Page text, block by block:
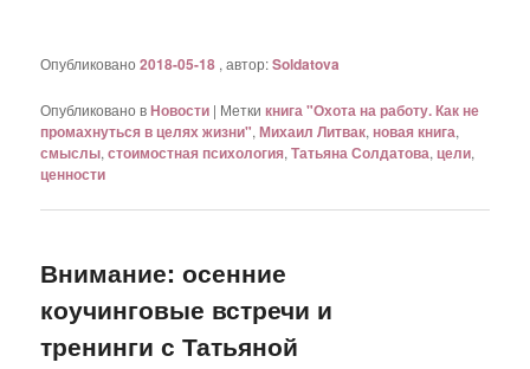
Опубликовано2018-05-18 , автор:Soldatova
Опубликовано вНовости | Метки книга "Охота на работу. Как не
промахнуться в целях жизни",Михаил Литвак, новая книга,
смыслы,стоимостная психология,Татьяна Солдатова, цели,
ценности
Внимание: осенние
коучинговые встречи и
тренинги с Татьяной